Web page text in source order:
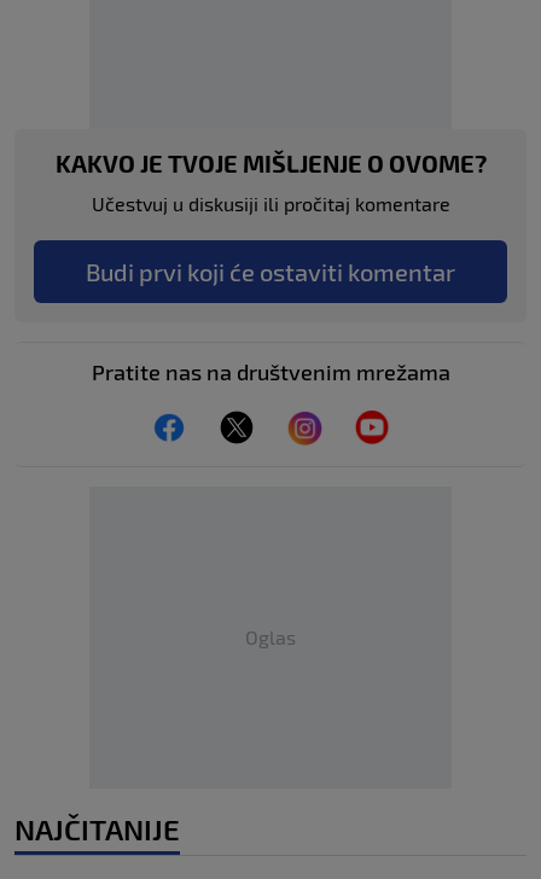
KAKVO JE TVOJE MIŠLJENJE O OVOME?
Učestvuj u diskusiji ili pročitaj komentare
Budi prvi koji će ostaviti komentar
Pratite nas na društvenim mrežama
Oglas
NAJČITANIJE